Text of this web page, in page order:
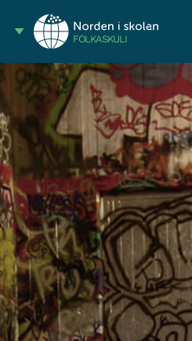
FÓLKASKÚLI